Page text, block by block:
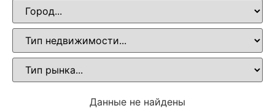
Данные не найдены